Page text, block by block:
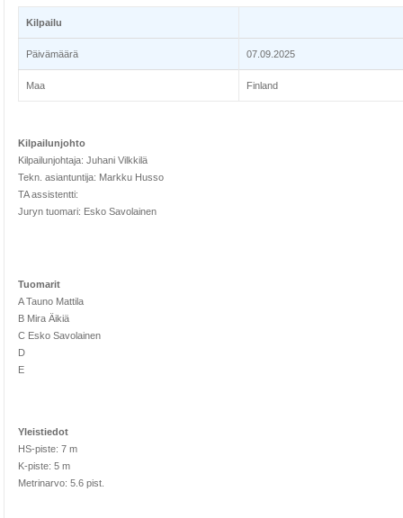
Kilpailu
Päivämäärä 07.09.2025
Maa Finland
Kilpailunjohto
Kilpailunjohtaja: Juhani Vilkkilä
Tekn. asiantuntija: Markku Husso
TA assistentti:
Juryn tuomari: Esko Savolainen
Tuomarit
A Tauno Mattila
B Mira Äikiä
C Esko Savolainen
D
E
Yleistiedot
HS-piste: 7 m
K-piste: 5 m
Metrinarvo: 5.6 pist.